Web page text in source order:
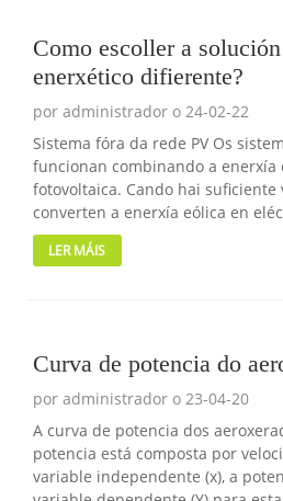
Como escoller a
enerxético difierente?
por administrador o 24-02-22
Sistema fóra da rede PV Os
funcionan combinando a enerxía
fotovoltaica. Cando hai suficiente
converten a enerxía eólica en
LER MÁIS
Curva de potencia do
por administrador o 23-04-20
A curva de potencia dos
potencia está composta por
variable independente (x), a
Insira o
Enviar